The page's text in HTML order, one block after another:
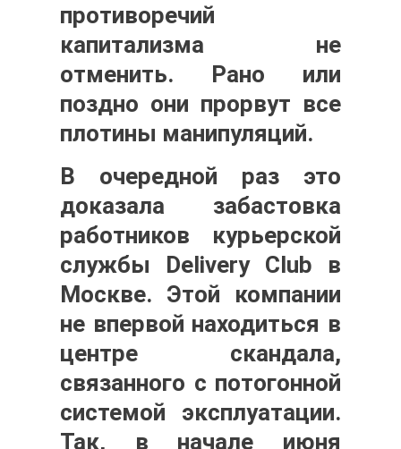
противоречий
капитализма не
отменить. Рано или
поздно они прорвут все
плотины манипуляций.
В очередной раз это
доказала забастовка
работников курьерской
службы Delivery Club в
Москве. Этой компании
не впервой находиться в
центре скандала,
связанного с потогонной
системой эксплуатации.
Так, в начале июня